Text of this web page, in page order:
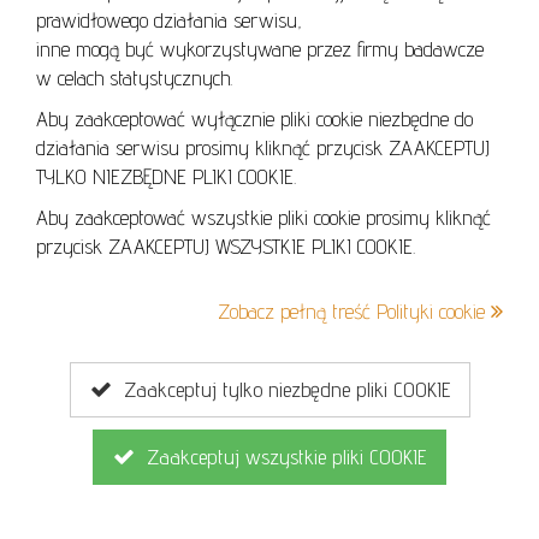
prawidłowego działania serwisu,
inne mogą być wykorzystywane przez firmy badawcze
w celach statystycznych.
Aby zaakceptować wyłącznie pliki cookie niezbędne do
działania serwisu prosimy kliknąć przycisk ZAAKCEPTUJ
TYLKO NIEZBĘDNE PLIKI COOKIE.
Aby zaakceptować wszystkie pliki cookie prosimy kliknąć
przycisk ZAAKCEPTUJ WSZYSTKIE PLIKI COOKIE.
Zobacz pełną treść Polityki cookie
Zaakceptuj tylko niezbędne pliki COOKIE
Zaakceptuj wszystkie pliki COOKIE
POLITYKA COOKIES
+48 605 240 157
Copyright © 2026MGN Group. Wszelkie prawa zastrzeżone.
Projekt i wykonanieAmbicodedla MGN Group.